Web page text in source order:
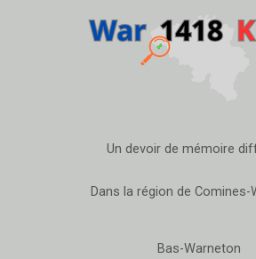
Un devoir de mémoire
Dans la région de Comines-
Bas-Warneton